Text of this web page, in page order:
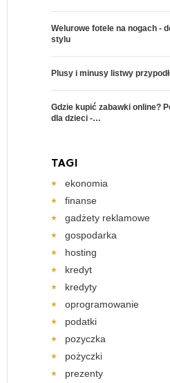
Welurowe fotele na nogach -
stylu
Plusy i minusy listwy
Gdzie kupić zabawki online?
dla dzieci -…
TAGI
ekonomia
finanse
gadżety reklamowe
gospodarka
hosting
kredyt
kredyty
oprogramowanie
podatki
pozyczka
pożyczki
prezenty